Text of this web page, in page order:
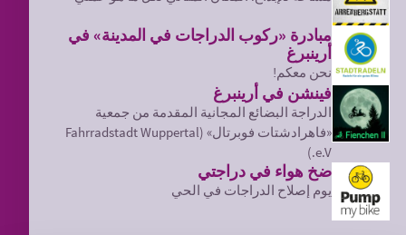
مبادرة «ركوب الدراجات في المدينة» في
أرينبرغ
نحن معكم!
فينشن في أرينبرغ
الدراجة البضائع المجانية المقدمة من جمعية
«فاهرادشتات فوبرتال» (Fahrradstadt Wuppertal
e.V.)
ضخ هواء في دراجتي
يوم إصلاح الدراجات في الحي